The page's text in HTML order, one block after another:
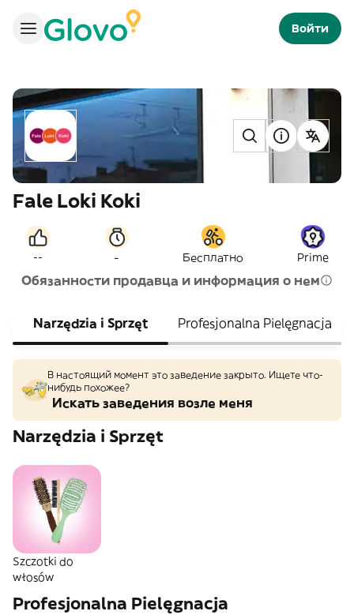
Войти
Fale Loki Koki
-- - Бесплатно Prime
Обязанности продавца и информация о нем
Narzędzia i Sprzęt Profesjonalna Pielęgnacja
В настоящий момент это заведение закрыто. Ищете что-
нибудь похожее?
Искать заведения возле меня
Narzędzia i Sprzęt
Szczotki do
włosów
Profesjonalna Pielęgnacja